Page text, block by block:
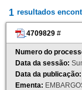
1 resultados
4709829 #
Numero do
Data da sessão:
Data da publicação:
Ementa: